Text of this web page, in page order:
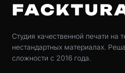
Студия качественной печати на
нестандартных материалах.
сложности с 2016 года.